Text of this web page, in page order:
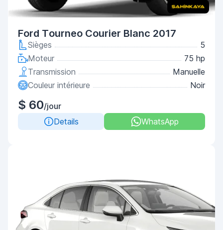
Ford Tourneo Courier Blanc 2017
Sièges
5
Moteur
75 hp
Transmission
Manuelle
Couleur intérieure
Noir
$ 60/jour
Details
WhatsApp